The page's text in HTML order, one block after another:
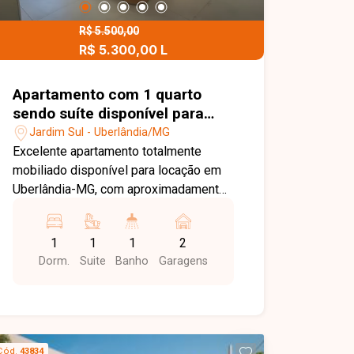
R$ 5.500,00
R$ 5.300,00 L
Apartamento com 1 quarto
sendo suíte disponível para
locação no bairro em
Uberlândia-MG
Jardim Sul - Uberlândia/MG
Excelente apartamento totalmente
mobiliado disponível para locação em
Uberlândia-MG, com aproximadamente
conforto, sofisticação e excelente
aproveitamento dos espaços. O imóvel
conta com sala ampla em 2 ambientes
armários, proporcionando praticidade e
1
Dorm.
1
Suite
1
Banho
2
Garagens
43834